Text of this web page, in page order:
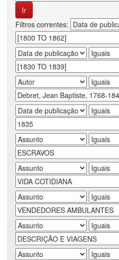
Filtros correntes: